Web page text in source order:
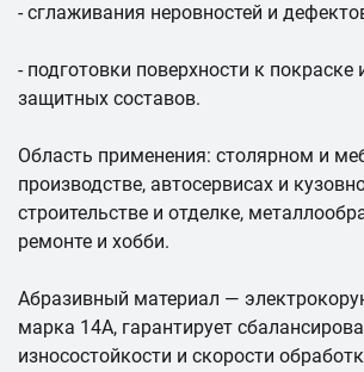
- сглаживания неровностей и
- подготовки поверхности к
защитных составов.
Область применения: столярном и
производстве, автосервисах и
строительстве и отделке,
ремонте и хобби.
Абразивный материал —
марка 14А, гарантирует
износостойкости и скорости